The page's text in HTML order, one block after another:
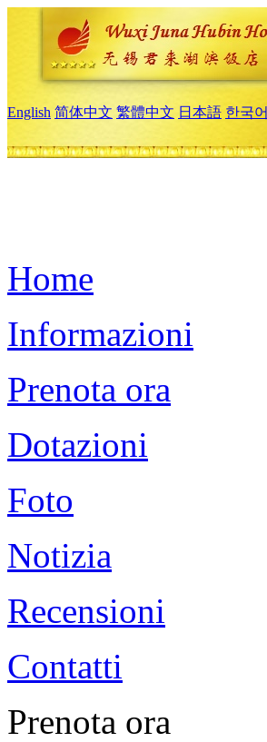
English 简体中文 繁體中文 日本語 한국어
Home
Informazioni
Prenota ora
Dotazioni
Foto
Notizia
Recensioni
Contatti
Prenota ora